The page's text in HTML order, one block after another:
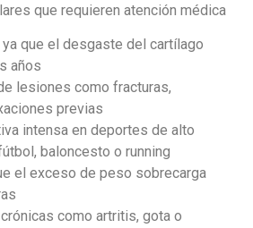
que requieren atención médica
ya que el desgaste del cartílago
años
lesiones como fracturas,
previas
intensa en deportes de alto
baloncesto o running
el exceso de peso sobrecarga
como artritis, gota o